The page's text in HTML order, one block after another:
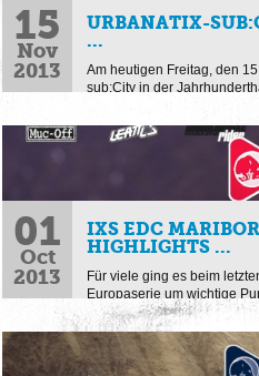
15
Nov
2013
URBANATIX-
...
Am heutigen Freitag, den
sub:City in der
01
Oct
2013
IXS EDC
HIGHLIGHTS ...
Für viele ging es beim
Europaserie um wichtige
machten es die extrem